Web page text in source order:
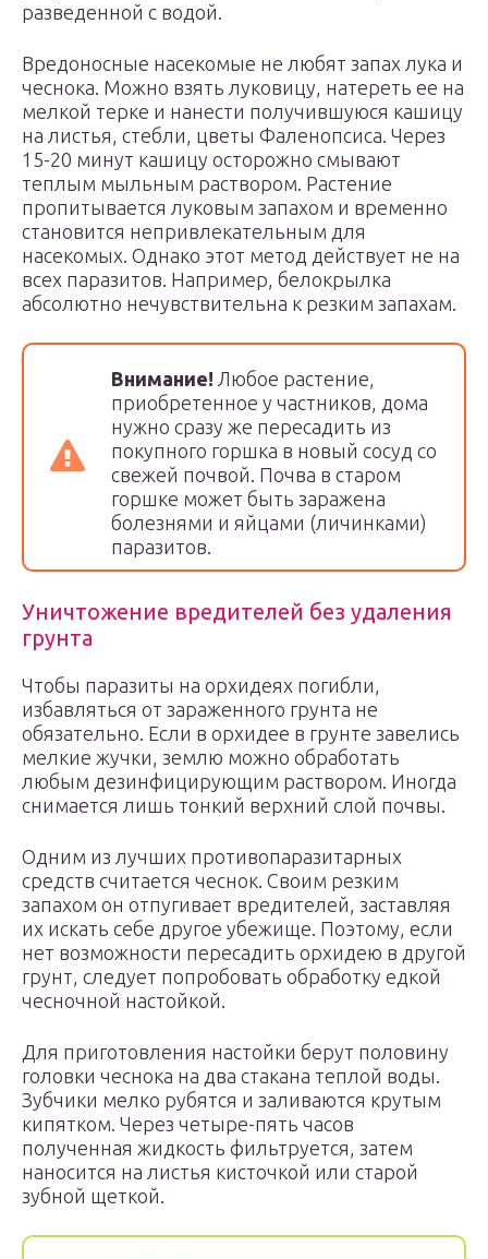
разведенной с водой.
Вредоносные насекомые не любят запах лука и
чеснока. Можно взять луковицу, натереть ее на
мелкой терке и нанести получившуюся кашицу
на листья, стебли, цветы Фаленопсиса. Через
15-20 минут кашицу осторожно смывают
теплым мыльным раствором. Растение
пропитывается луковым запахом и временно
становится непривлекательным для
насекомых. Однако этот метод действует не на
всех паразитов. Например, белокрылка
абсолютно нечувствительна к резким запахам.
Внимание! Любое растение,
приобретенное у частников, дома
нужно сразу же пересадить из
покупного горшка в новый сосуд со
свежей почвой. Почва в старом
горшке может быть заражена
болезнями и яйцами (личинками)
паразитов.
Уничтожение вредителей без удаления
грунта
Чтобы паразиты на орхидеях погибли,
избавляться от зараженного грунта не
обязательно. Если в орхидее в грунте завелись
мелкие жучки, землю можно обработать
любым дезинфицирующим раствором. Иногда
снимается лишь тонкий верхний слой почвы.
Одним из лучших противопаразитарных
средств считается чеснок. Своим резким
запахом он отпугивает вредителей, заставляя
их искать себе другое убежище. Поэтому, если
нет возможности пересадить орхидею в другой
грунт, следует попробовать обработку едкой
чесночной настойкой.
Для приготовления настойки берут половину
головки чеснока на два стакана теплой воды.
Зубчики мелко рубятся и заливаются крутым
кипятком. Через четыре-пять часов
полученная жидкость фильтруется, затем
наносится на листья кисточкой или старой
зубной щеткой.